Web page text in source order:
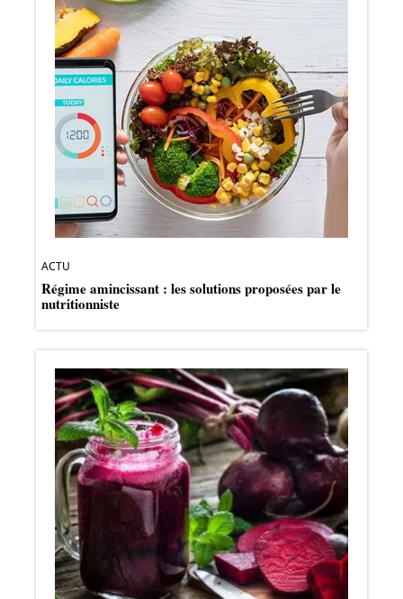
ACTU
Régime amincissant : les solutions proposées par le
nutritionniste